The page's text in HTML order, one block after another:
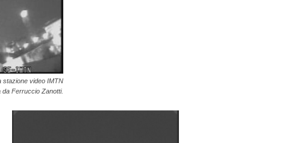
stazione video IMTN
Ferruccio Zanotti.